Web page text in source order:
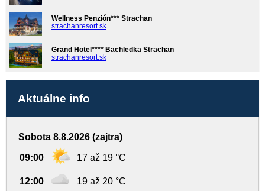
Wellness Penzión*** Strachan
strachanresort.sk
Grand Hotel**** Bachledka Strachan
strachanresort.sk
Aktuálne info
Sobota 8.8.2026 (zajtra)
09:00 17 až 19 °C
12:00 19 až 20 °C